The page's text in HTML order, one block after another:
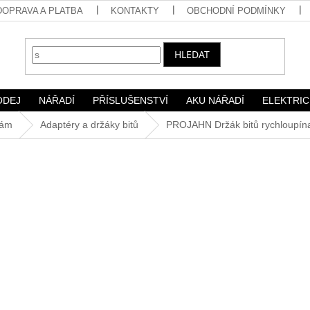
A PLATBA KONTAKTY OBCHODNÍ PODMÍNKY
HLEDAT
NÁŘADÍ PŘÍSLUŠENSTVÍ AKU NÁŘADÍ
Adaptéry a držáky bitů PROJAHN Držák bitů